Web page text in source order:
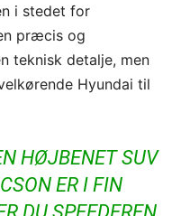
i stedet for
præcis og
teknisk detalje, men
Hyundai til
HØJBENET SUV
ER I FIN